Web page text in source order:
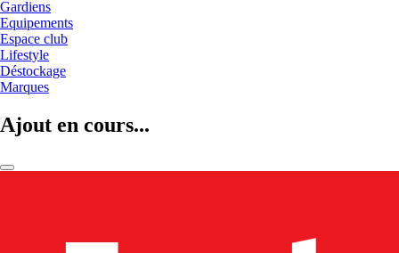
Gardiens
Equipements
Espace club
Lifestyle
Déstockage
Marques
Ajout en cours...